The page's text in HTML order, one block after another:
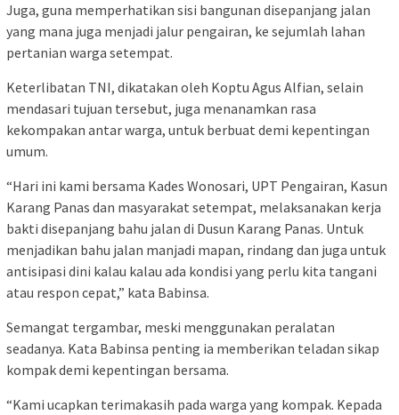
Juga, guna memperhatikan sisi bangunan disepanjang jalan
yang mana juga menjadi jalur pengairan, ke sejumlah lahan
pertanian warga setempat.
Keterlibatan TNI, dikatakan oleh Koptu Agus Alfian, selain
mendasari tujuan tersebut, juga menanamkan rasa
kekompakan antar warga, untuk berbuat demi kepentingan
umum.
“Hari ini kami bersama Kades Wonosari, UPT Pengairan, Kasun
Karang Panas dan masyarakat setempat, melaksanakan kerja
bakti disepanjang bahu jalan di Dusun Karang Panas. Untuk
menjadikan bahu jalan manjadi mapan, rindang dan juga untuk
antisipasi dini kalau kalau ada kondisi yang perlu kita tangani
atau respon cepat,” kata Babinsa.
Semangat tergambar, meski menggunakan peralatan
seadanya. Kata Babinsa penting ia memberikan teladan sikap
kompak demi kepentingan bersama.
“Kami ucapkan terimakasih pada warga yang kompak. Kepada